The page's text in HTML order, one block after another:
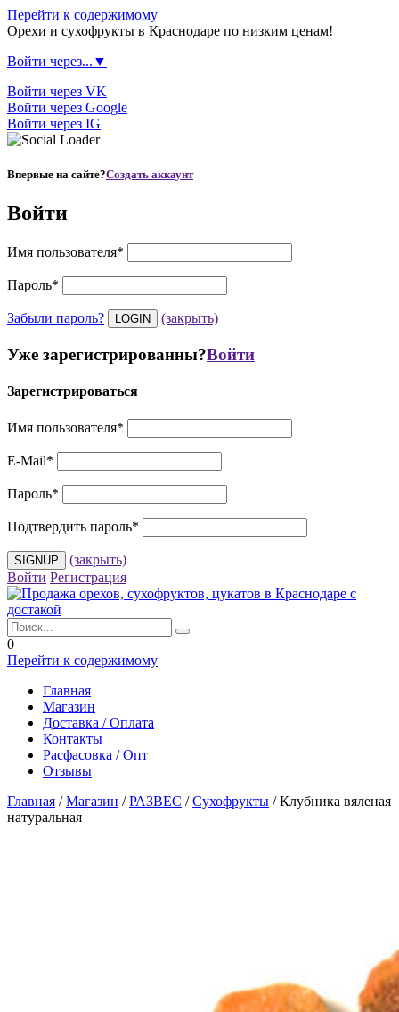
Перейти к содержимому
Орехи и сухофрукты в Краснодаре по низким ценам!
Войти через...▼
Войти через VK
Войти через Google
Войти через IG
Впервые на сайте?Создать аккаунт
Войти
Имя пользователя*
Пароль*
Забыли пароль? (закрыть)
Уже зарегистрированны?Войти
Зарегистрироваться
Имя пользователя*
E-Mail*
Пароль*
Подтвердить пароль*
(закрыть)
Войти Регистрация
0
Перейти к содержимому
Главная
Магазин
Доставка / Оплата
Контакты
Расфасовка / Опт
Отзывы
Главная /Магазин /РАЗВЕС /Сухофрукты /Клубника вяленая
натуральная